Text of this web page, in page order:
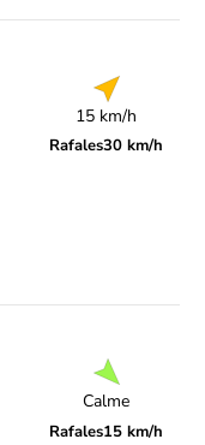
15 km/h
Rafales30 km/h
Calme
Rafales15 km/h